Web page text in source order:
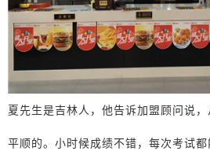
夏先生是吉林人，他告诉加盟顾问说
平顺的。小时候成绩不错，每次考试